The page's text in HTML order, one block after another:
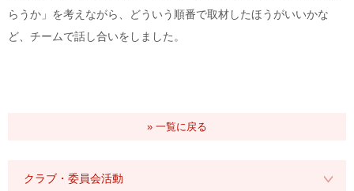
らうか」を考えながら、どういう順番で取材したほうがいいかな
ど、チームで話し合いをしました。
» 一覧に戻る
クラブ・委員会活動